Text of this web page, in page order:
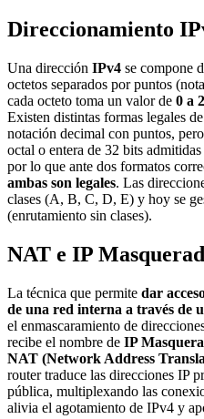
Direccionamiento
Una dirección IPv4 se compone
octetos separados por puntos
cada octeto toma un valor de 0 a
Existen distintas formas legales
notación decimal con puntos,
octal o entera de 32 bits
por lo que ante dos formatos
ambas son legales. Las
clases (A, B, C, D, E) y hoy se
(enrutamiento sin clases).
NAT e IP
La técnica que permite dar
de una red interna a través de
el enmascaramiento de
recibe el nombre de IP
NAT (Network Address
router traduce las direcciones IP
pública, multiplexando las
alivia el agotamiento de IPv4 y